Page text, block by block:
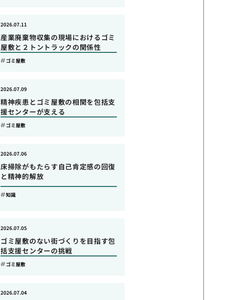
産業廃棄物収集の現場におけるゴミ
屋敷と２トントラックの関係性
2026.07.11
ゴミ屋敷
精神疾患とゴミ屋敷の相関を包括支
援センターが支える
2026.07.09
ゴミ屋敷
床掃除がもたらす自己肯定感の回復
と精神的解放
2026.07.06
知識
ゴミ屋敷のない街づくりを目指す包
括支援センターの挑戦
2026.07.05
ゴミ屋敷
2026.07.04